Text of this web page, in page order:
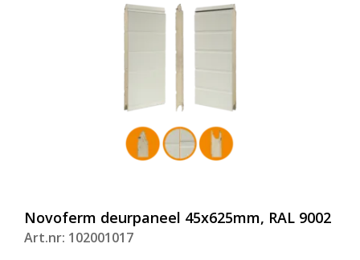
Novoferm deurpaneel 45x625mm, RAL 9002
Art.nr: 102001017